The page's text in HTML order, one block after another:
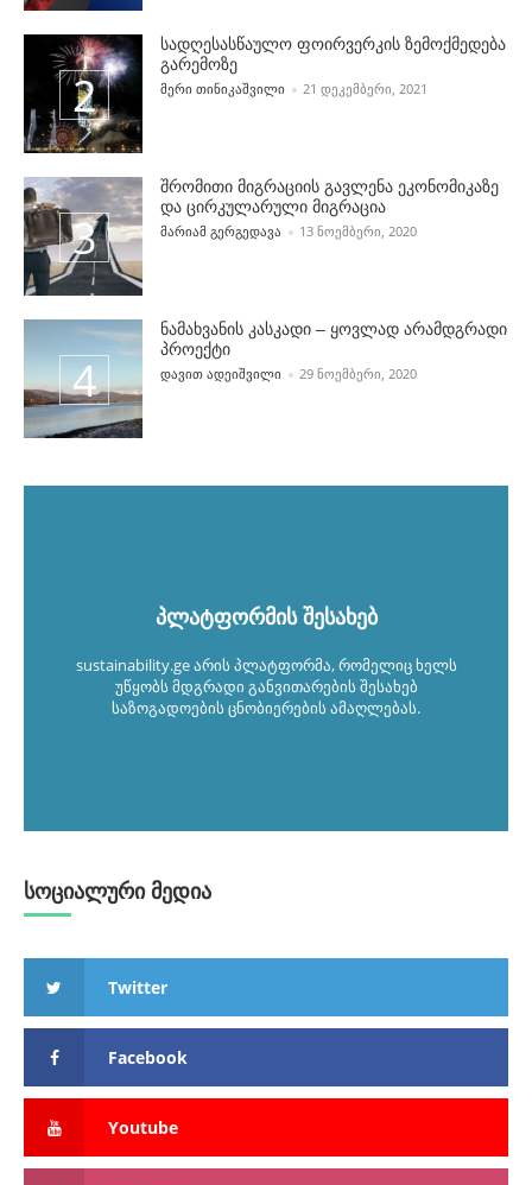
სადღესასწაულო ფოირვერკის ზემოქმედება
გარემოზე
POSTED BY
ᲛᲔᲠᲘ ᲗᲘᲜᲘᲙᲐᲨᲕᲘᲚᲘ 21 ᲓᲔᲙᲔᲛᲑᲔᲠᲘ, 2021
შრომითი მიგრაციის გავლენა ეკონომიკაზე
და ცირკულარული მიგრაცია
POSTED BY
ᲛᲐᲠᲘᲐᲛ ᲒᲔᲠᲒᲔᲓᲐᲕᲐ 13 ᲜᲝᲔᲛᲑᲔᲠᲘ, 2020
ნამახვანის კასკადი – ყოვლად არამდგრადი
პროექტი
POSTED BY
ᲓᲐᲕᲘᲗ ᲐᲓᲔᲘᲨᲕᲘᲚᲘ 29 ᲜᲝᲔᲛᲑᲔᲠᲘ, 2020
პლატფორმის შესახებ
sustainability.ge არის პლატფორმა, რომელიც ხელს
უწყობს მდგრადი განვითარების შესახებ
საზოგადოების ცნობიერების ამაღლებას.
სოციალური მედია
Twitter
Facebook
Youtube